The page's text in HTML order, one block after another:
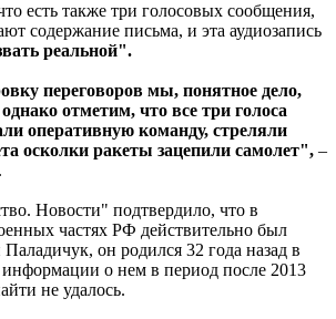
есть также три голосовых сообщения,
содержание письма, и эта аудиозапись
реальной".
переговоров мы, понятное дело,
отметим, что все три голоса
оперативную команду, стреляли
осколки ракеты зацепили самолет", –
Новости" подтвердило, что в
частях РФ действительно был
он родился 32 года назад в
информации о нем в период после 2013
не удалось.